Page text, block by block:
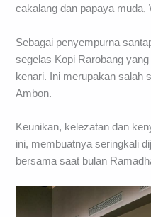
cakalang dan papaya muda,
Sebagai penyempurna
segelas Kopi Rarobang
kenari. Ini merupakan salah
Ambon.
Keunikan, kelezatan dan
ini, membuatnya seringkali
bersama saat bulan